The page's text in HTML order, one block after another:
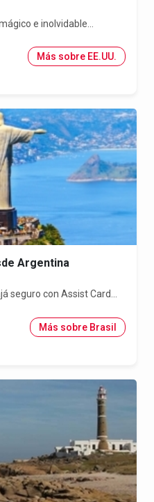
e inolvidable...
Más sobre EE.UU.
Argentina
seguro con Assist Card...
Más sobre Brasil